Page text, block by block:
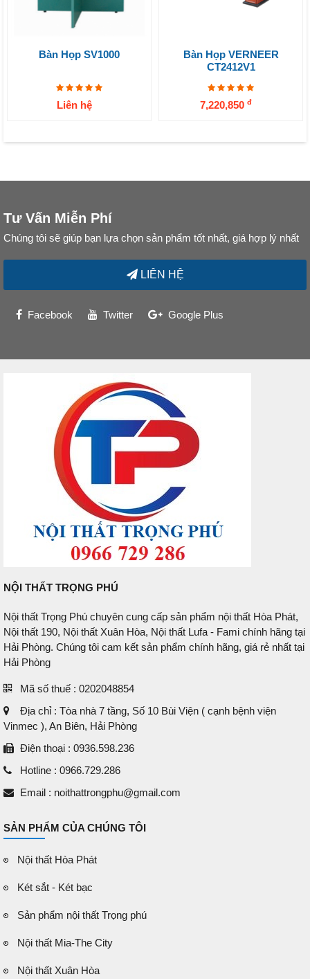
Bàn Họp SV1000
Liên hệ
Bàn Họp VERNEER
CT2412V1
7,220,850 đ
Tư Vấn Miễn Phí
Chúng tôi sẽ giúp bạn lựa chọn sản phẩm tốt nhất, giá hợp lý nhất
LIÊN HỆ
Facebook Twitter Google Plus
NỘI THẤT TRỌNG PHÚ
Nội thất Trọng Phú chuyên cung cấp sản phẩm nội thất Hòa Phát,
Nội thất 190, Nội thất Xuân Hòa, Nội thất Lufa - Fami chính hãng tại
Hải Phòng. Chúng tôi cam kết sản phẩm chính hãng, giá rẻ nhất tại
Hải Phòng
Mã số thuế : 0202048854
Địa chỉ : Tòa nhà 7 tầng, Số 10 Bùi Viện ( cạnh bệnh viện
Vinmec ), An Biên, Hải Phòng
Điện thoại : 0936.598.236
Hotline : 0966.729.286
Email : noithattrongphu@gmail.com
SẢN PHẨM CỦA CHÚNG TÔI
Nội thất Hòa Phát
Két sắt - Két bạc
Sản phẩm nội thất Trọng phú
Nội thất Mia-The City
Nội thất Xuân Hòa